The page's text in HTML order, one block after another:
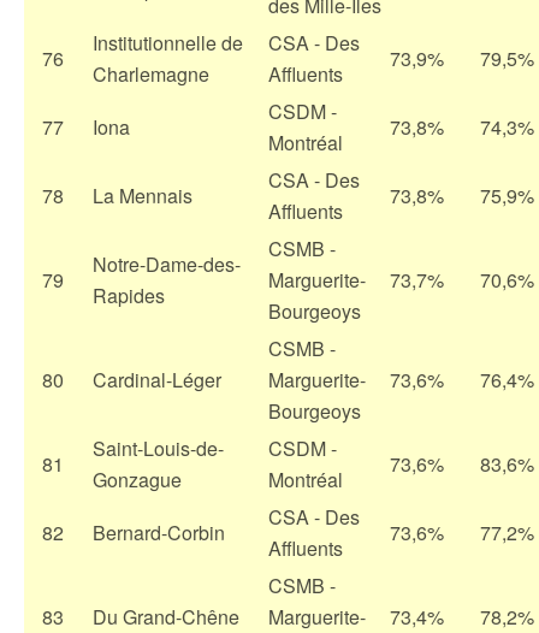
76
Institutionnelle de
Charlemagne
CSA - Des
Affluents
73,9% 79,5%
77 Iona
CSDM -
Montréal
73,8% 74,3%
78 La Mennais
CSA - Des
Affluents
73,8% 75,9%
79
Notre-Dame-des-
Rapides
CSMB -
Marguerite-
Bourgeoys
73,7% 70,6%
80 Cardinal-Léger
CSMB -
Marguerite-
Bourgeoys
73,6% 76,4%
81
Saint-Louis-de-
Gonzague
CSDM -
Montréal
73,6% 83,6%
82 Bernard-Corbin
CSA - Des
Affluents
73,6% 77,2%
83 Du Grand-Chêne
CSMB -
Marguerite-
73,4% 78,2%